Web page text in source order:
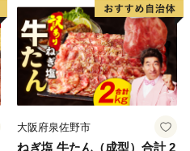
大阪府泉佐野市
ねぎ塩 牛たん（成型）合計 2